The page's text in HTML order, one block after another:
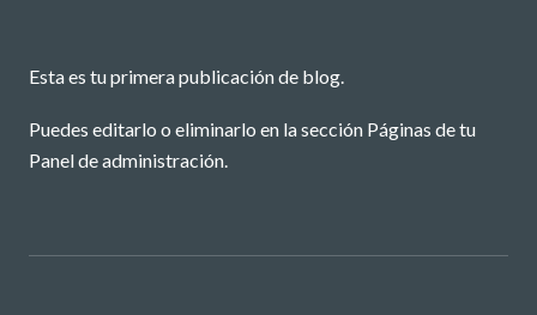
Esta es tu primera publicación de blog.
Puedes editarlo o eliminarlo en la sección Páginas de tu
Panel de administración.